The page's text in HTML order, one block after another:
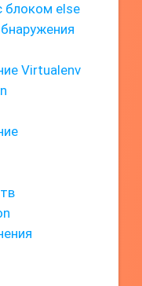
блоком else
Virtualenv